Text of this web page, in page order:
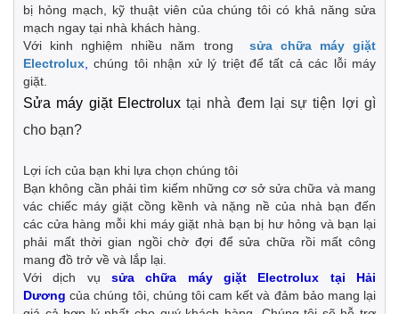
bị hỏng mạch, kỹ thuật viên của chúng tôi có khả năng sửa
mạch ngay tại nhà khách hàng.
Với kinh nghiệm nhiều năm trong sửa chữa máy giặt
Electrolux
chúng tôi nhận xử lý triệt để tất cả các lỗi máy
giặt.
Sửa máy giặt Electroluxtại nhà đem lại sự tiện lợi gì
cho bạn?
Lợi ích của bạn khi lựa chọn chúng tôi
Bạn không cần phải tìm kiếm những cơ sở sửa chữa và mang
vác chiếc máy giặt cồng kềnh và nặng nề của nhà bạn đến
các cửa hàng mỗi khi máy giặt nhà bạn bị hư hỏng và bạn lại
phải mất thời gian ngồi chờ đợi để sửa chữa rồi mất công
mang đồ trở về và lắp lại.
Với dịch vụ sửa chữa máy giặt Electrolux tại Hải
Dương của chúng tôi, chúng tôi cam kết và đảm bảo mang lại